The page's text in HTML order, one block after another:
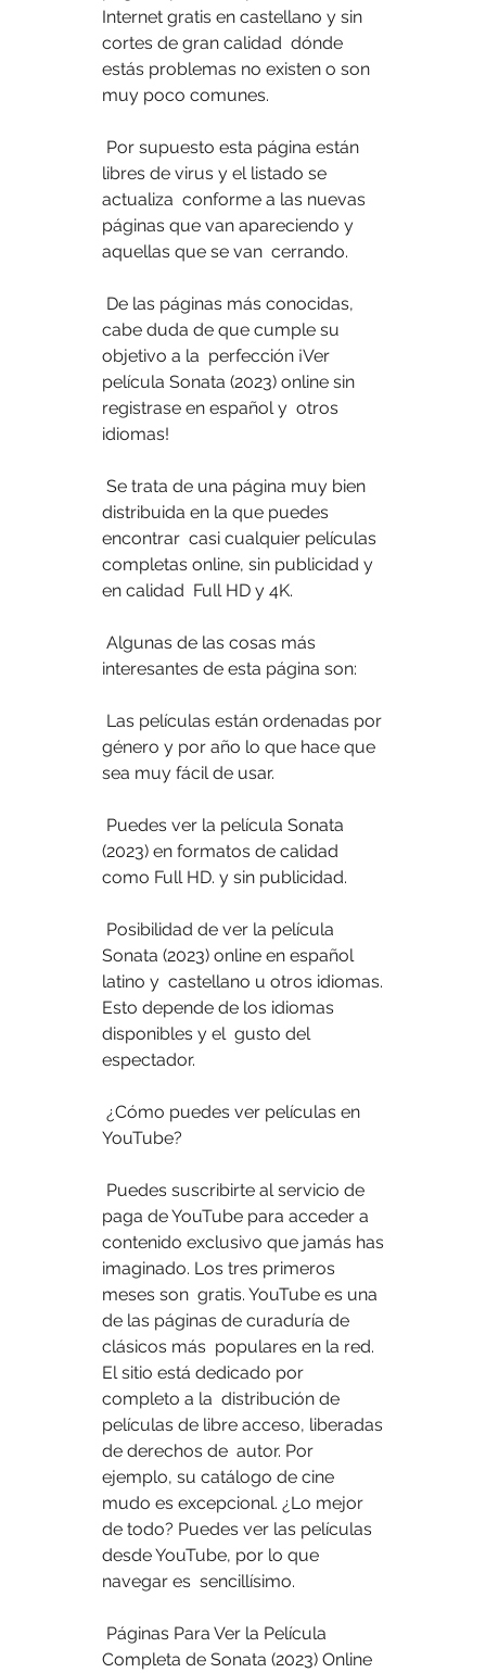
Internet gratis en castellano y sin
cortes de gran calidad  dónde
estás problemas no existen o son
muy poco comunes.
libres de virus y el listado se
actualiza  conforme a las nuevas
páginas que van apareciendo y
aquellas que se van  cerrando.
cabe duda de que cumple su
objetivo a la  perfección ¡Ver
película Sonata (2023) online sin
registrase en español y  otros
idiomas!
distribuida en la que puedes
encontrar  casi cualquier películas
completas online, sin publicidad y
en calidad  Full HD y 4K.
interesantes de esta página son:
género y por año lo que hace que
sea muy fácil de usar.
(2023) en formatos de calidad
como Full HD. y sin publicidad.
Sonata (2023) online en español
latino y  castellano u otros idiomas.
Esto depende de los idiomas
disponibles y el  gusto del
espectador.
YouTube?
paga de YouTube para acceder a
contenido exclusivo que jamás has
imaginado. Los tres primeros
meses son  gratis. YouTube es una
de las páginas de curaduría de
clásicos más  populares en la red.
El sitio está dedicado por
completo a la  distribución de
películas de libre acceso, liberadas
de derechos de  autor. Por
ejemplo, su catálogo de cine
mudo es excepcional. ¿Lo mejor
de todo? Puedes ver las películas
desde YouTube, por lo que
navegar es  sencillísimo.
Completa de Sonata (2023) Online